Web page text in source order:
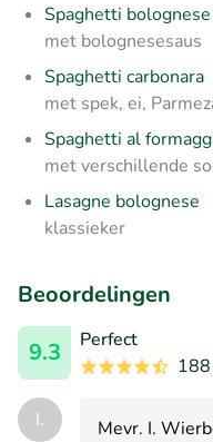
Spaghetti bolognese
met bolognesesaus
Spaghetti carbonara
met spek, ei,
Spaghetti al
met verschillende
Lasagne bolognese
klassieker
Beoordelingen
9.3
Perfect
I.
Mevr. I.